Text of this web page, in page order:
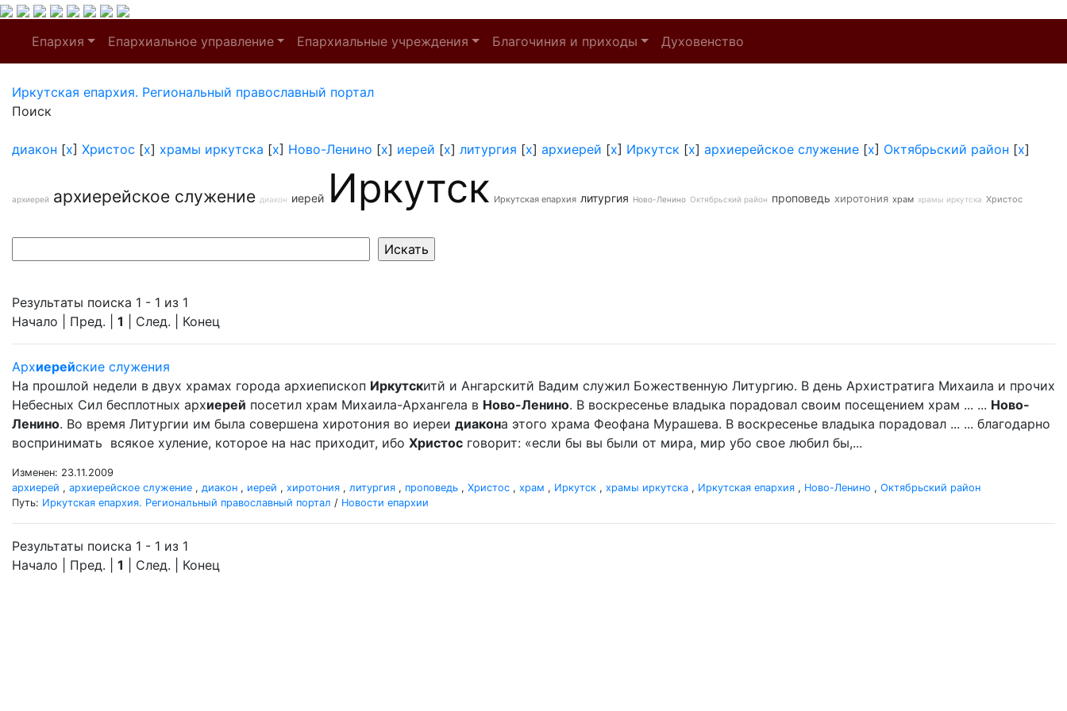
Епархия Епархиальное управление Епархиальные учреждения Благочиния и приходы Духовенство
Иркутская епархия. Региональный православный портал
Поиск
диакон [x] Христос [x] храмы иркутска [x] Ново-Ленино [x] иерей [x] литургия [x] архиерей [x] Иркутск [x] архиерейское служение [x] Октябрьский район [x]
архиерей архиерейское служение диакон иерей Иркутск Иркутская епархия литургия Ново-Ленино Октябрьский район проповедь хиротония храм храмы иркутска Христос
Результаты поиска 1 - 1 из 1
Начало | Пред. | 1 | След. | Конец
Архиерейские служения
На прошлой недели в двух храмах города архиепископ Иркутскитй и Ангарскитй Вадим служил Божественную Литургию. В день Архистратига Михаила и прочих
Небесных Сил бесплотных архиерей посетил храм Михаила-Архангела в Ново-Ленино. В воскресенье владыка порадовал своим посещением храм ... ... Ново-
Ленино. Во время Литургии им была совершена хиротония во иереи диакона этого храма Феофана Мурашева. В воскресенье владыка порадовал ... ... благодарно
воспринимать всякое хуление, которое на нас приходит, ибо Христос говорит: «если бы вы были от мира, мир убо свое любил бы,...
Изменен: 23.11.2009
архиерей , архиерейское служение , диакон , иерей , хиротония , литургия , проповедь , Христос , храм , Иркутск , храмы иркутска , Иркутская епархия , Ново-Ленино , Октябрьский район
Путь: Иркутская епархия. Региональный православный портал / Новости епархии
Результаты поиска 1 - 1 из 1
Начало | Пред. | 1 | След. | Конец